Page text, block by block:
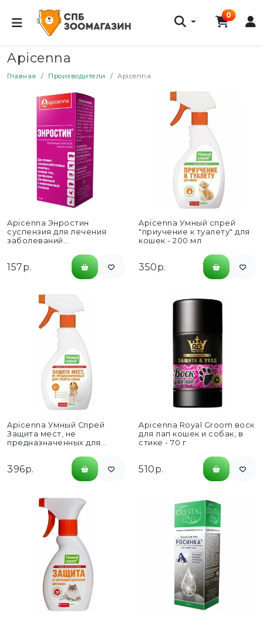
0
Apicenna
Главная Производители Apicenna
Apicenna Энростин
суспензия для лечения
заболеваний
микоплазменной
этиологии у птиц и
сельскохозяйственных...
157р.
Apicenna Умный спрей
"приучение к туалету" для
кошек - 200 мл
350р.
Apicenna Умный Спрей
Защита мест, не
предназначенных для
396р.
Apicenna Royal Groom воск
для лап кошек и собак, в
стике - 70 г
510р.